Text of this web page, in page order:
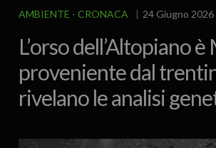
AMBIENTE CRONACA 24 Giugno 2026
L’orso dell’Altopiano
proveniente dal
rivelano le analisi